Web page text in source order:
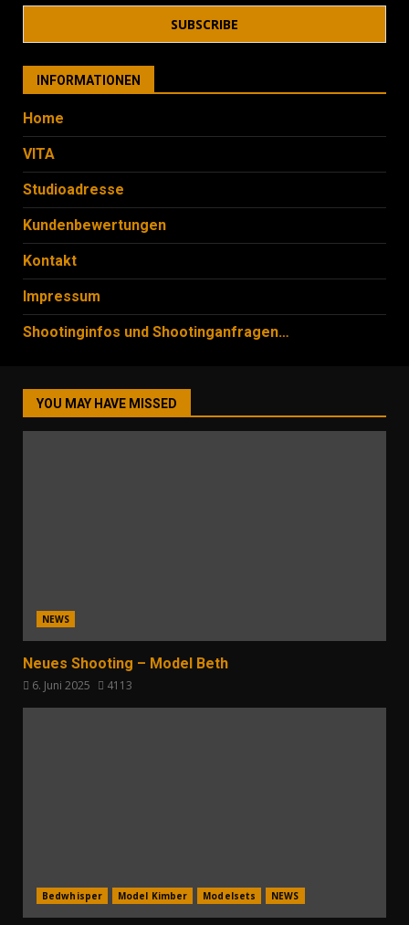
INFORMATIONEN
Home
VITA
Studioadresse
Kundenbewertungen
Kontakt
Impressum
Shootinginfos und Shootinganfragen…
YOU MAY HAVE MISSED
NEWS
Neues Shooting – Model Beth
6. Juni 2025 4113
Bedwhisper Model Kimber Modelsets NEWS